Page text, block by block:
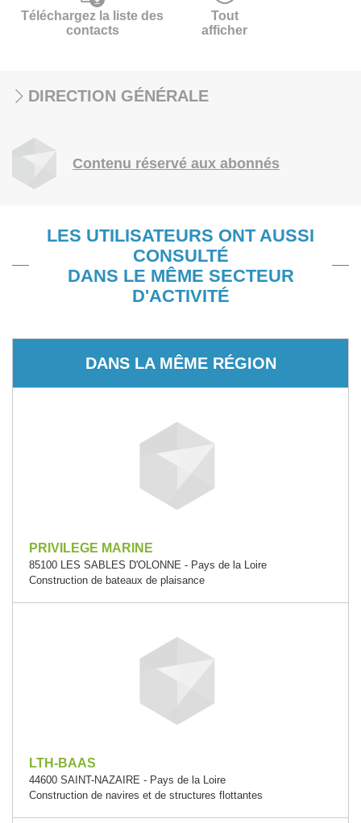
Téléchargez la liste des
contacts
Tout
afficher
DIRECTION GÉNÉRALE
Contenu réservé aux abonnés
LES UTILISATEURS ONT AUSSI
CONSULTÉ
DANS LE MÊME SECTEUR
D'ACTIVITÉ
DANS LA MÊME RÉGION
PRIVILEGE MARINE
85100 LES SABLES D'OLONNE - Pays de la Loire
Construction de bateaux de plaisance
LTH-BAAS
44600 SAINT-NAZAIRE - Pays de la Loire
Construction de navires et de structures flottantes